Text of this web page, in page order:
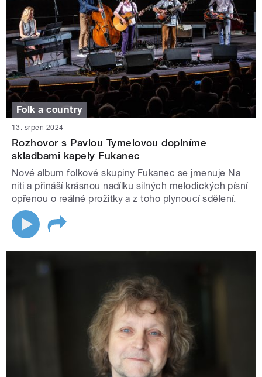
Folk a country
13. srpen 2024
Rozhovor s Pavlou Tymelovou doplníme
skladbami kapely Fukanec
Nové album folkové skupiny Fukanec se jmenuje Na
niti a přináší krásnou nadílku silných melodických písní
opřenou o reálné prožitky a z toho plynoucí sdělení.